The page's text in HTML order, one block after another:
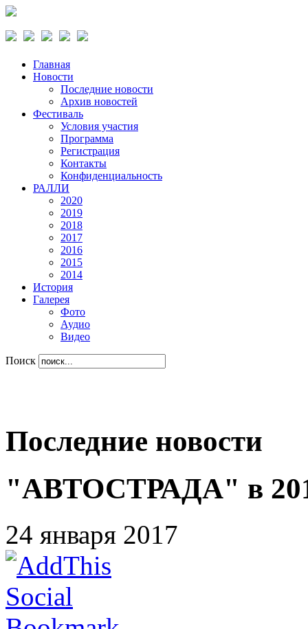
Главная
Новости
Последние новости
Архив новостей
Фестиваль
Условия участия
Программа
Регистрация
Контакты
Конфиденциальность
РАЛЛИ
2020
2019
2018
2017
2016
2015
2014
История
Галерея
Фото
Аудио
Видео
Поиск
Последние новости
"АВТОСТРАДА" в
24 января 2017